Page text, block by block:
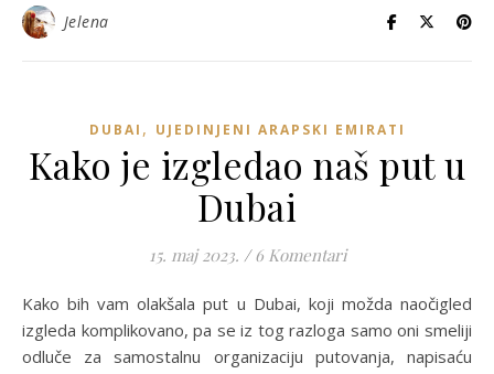
Jelena
DUBAI , UJEDINJENI ARAPSKI EMIRATI
Kako je izgledao naš put u
Dubai
15. maj 2023. / 6 Komentari
Kako bih vam olakšala put u Dubai, koji možda naočigled
izgleda komplikovano, pa se iz tog razloga samo oni smeliji
odluče za samostalnu organizaciju putovanja, napisaću